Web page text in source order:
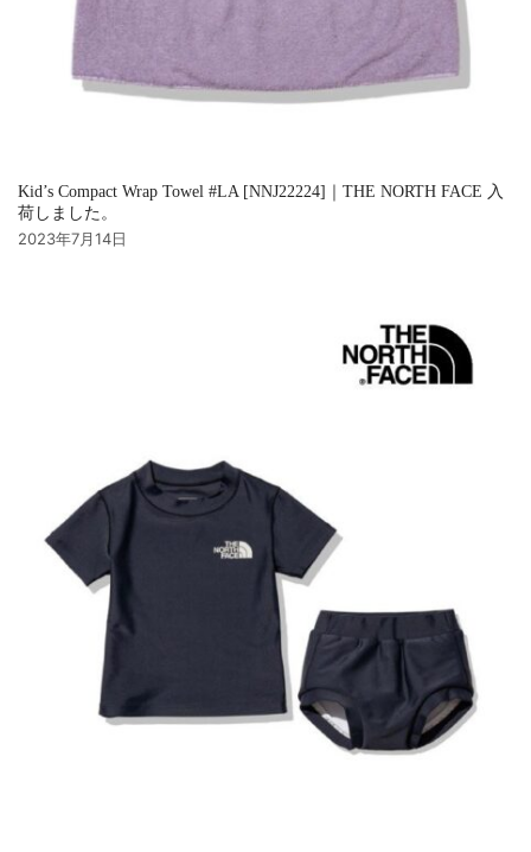
Kid’s Compact Wrap Towel #LA [NNJ22224]｜THE NORTH FACE 入
荷しました。
2023年7月14日